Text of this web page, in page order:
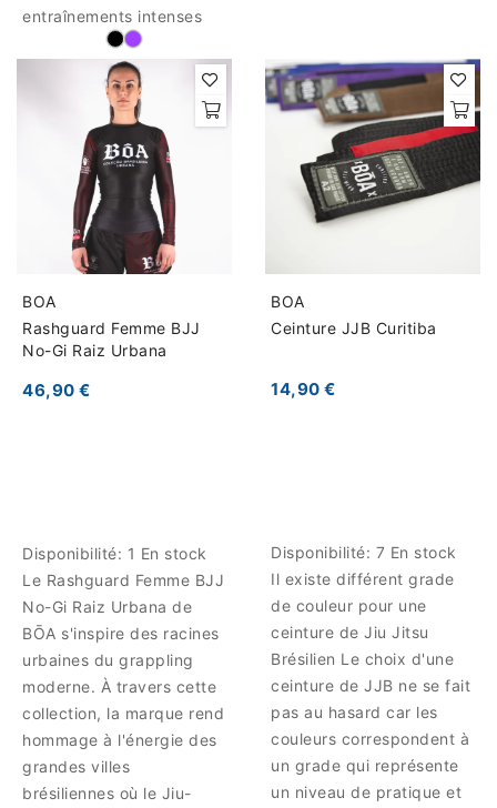
entraînements intenses
BOA
Rashguard Femme BJJ
No-Gi Raiz Urbana
46,90 €
Disponibilité: 1 En stock
Le Rashguard Femme BJJ
No-Gi Raiz Urbana de
BŌA s'inspire des racines
urbaines du grappling
moderne. À travers cette
collection, la marque rend
hommage à l'énergie des
grandes villes
brésiliennes où le Jiu-
BOA
Ceinture JJB Curitiba
14,90 €
Disponibilité: 7 En stock
Il existe différent grade
de couleur pour une
ceinture de Jiu Jitsu
Brésilien Le choix d'une
ceinture de JJB ne se fait
pas au hasard car les
couleurs correspondent à
un grade qui représente
un niveau de pratique et